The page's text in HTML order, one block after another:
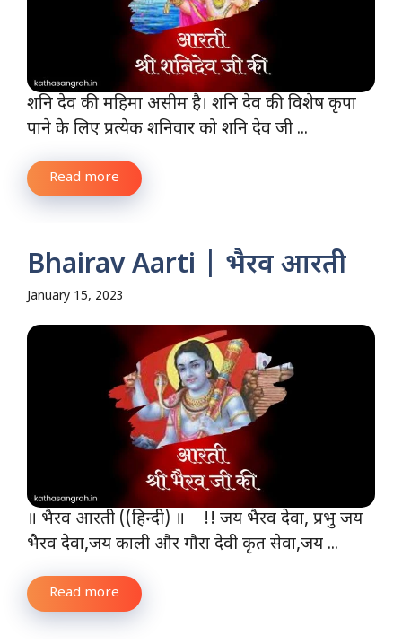
शनि देव की महिमा असीम है। शनि देव की विशेष कृपा
पाने के लिए प्रत्येक शनिवार को शनि देव जी ...
Read more
Bhairav Aarti | भैरव आरती
January 15, 2023
॥ भैरव आरती ((हिन्दी) ॥ !! जय भैरव देवा, प्रभु जय
भैरव देवा,जय काली और गौरा देवी कृत सेवा,जय ...
Read more